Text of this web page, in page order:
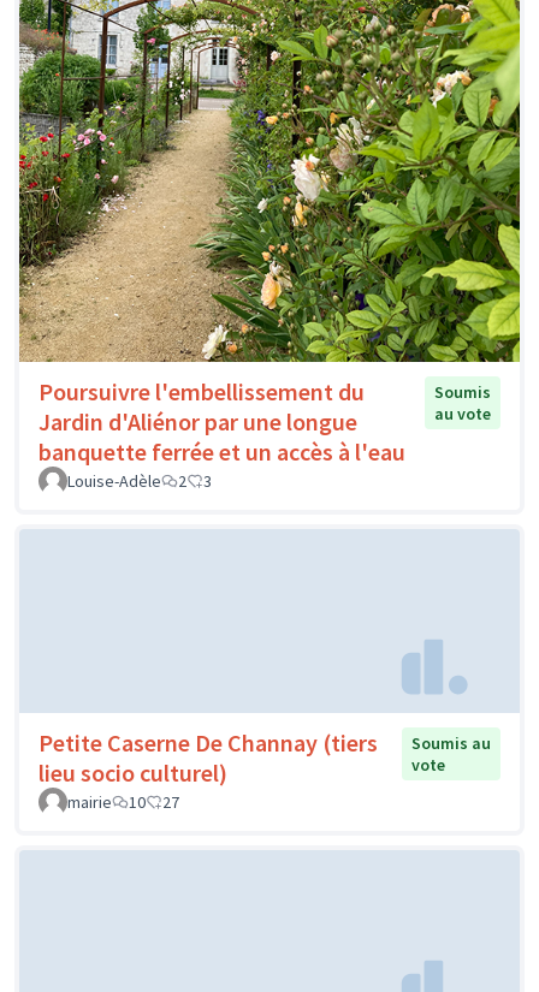
Poursuivre l'embellissement du
Jardin d'Aliénor par une longue
banquette ferrée et un accès à l'eau
Soumis
au vote
Louise-Adèle 2 3
Petite Caserne De Channay (tiers
lieu socio culturel)
Soumis au
vote
mairie
10 27